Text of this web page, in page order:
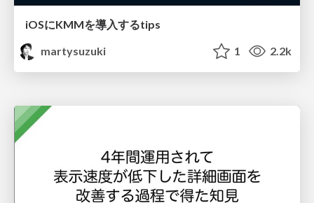
iOSにKMMを導入するtips
martysuzuki
1 2.2k